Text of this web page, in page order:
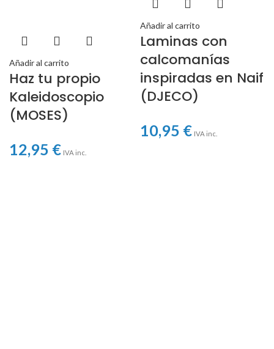
Añadir al carrito
Haz tu propio
Kaleidoscopio
(MOSES)
12,95 € IVA inc.
Añadir al carrito
Laminas con
calcomanías
inspiradas en Naif
(DJECO)
10,95 € IVA inc.